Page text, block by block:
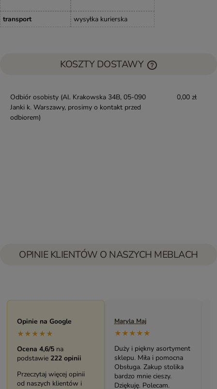
transport wysyłka kurierska
KOSZTY DOSTAWY
Odbiór osobisty (Al. Krakowska 34B, 05-090
Janki k. Warszawy, prosimy o kontakt przed
odbiorem)
0,00 zł
OPINIE KLIENTÓW O NASZYCH MEBLACH
Opinie na Google
★★★★★
Ocena 4,6/5 na
podstawie 222 opinii
Przeczytaj więcej opinii
od naszych klientów i
Maryla Maj
★★★★★
Duży i piękny asortyment
sklepu. Miła i pomocna
Obsługa. Zakup stolika
bardzo mnie cieszy.
Dziękuję. Polecam.